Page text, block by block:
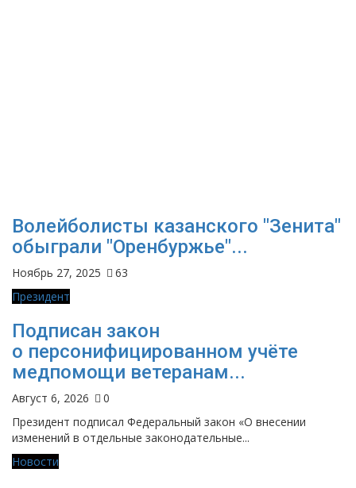
Волейболисты казанского "Зенита"
обыграли "Оренбуржье"...
Ноябрь 27, 2025
63
Президент
Подписан закон
о персонифицированном учёте
медпомощи ветеранам...
Август 6, 2026
0
Президент подписал Федеральный закон «О внесении
изменений в отдельные законодательные...
Новости